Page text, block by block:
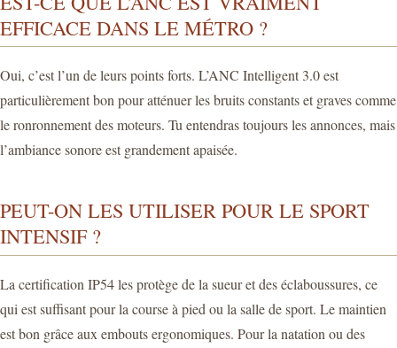
EFFICACE DANS LE MÉTRO ?
Oui, c’est l’un de leurs points forts. L’ANC Intelligent 3.0 est
particulièrement bon pour atténuer les bruits constants et graves comme
le ronronnement des moteurs. Tu entendras toujours les annonces, mais
l’ambiance sonore est grandement apaisée.
PEUT-ON LES UTILISER POUR LE SPORT
INTENSIF ?
La certification IP54 les protège de la sueur et des éclaboussures, ce
qui est suffisant pour la course à pied ou la salle de sport. Le maintien
est bon grâce aux embouts ergonomiques. Pour la natation ou des